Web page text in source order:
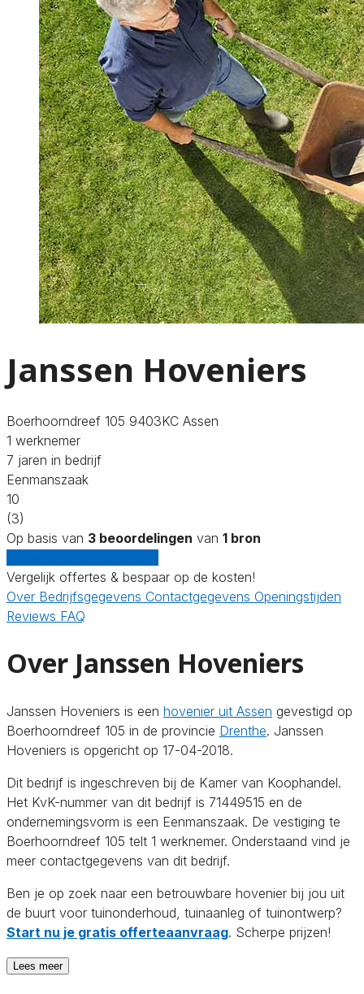
Janssen Hoveniers
Boerhoorndreef 105 9403KC Assen
1 werknemer
7 jaren in bedrijf
Eenmanszaak
10
(3)
Op basis van 3 beoordelingen van 1 bron
Vergelijk offertes & bespaar op de kosten!
Over Bedrijfsgegevens Contactgegevens Openingstijden
Reviews FAQ
Over Janssen Hoveniers
Janssen Hoveniers is een hovenier uit Assen gevestigd op
Boerhoorndreef 105 in de provincie Drenthe. Janssen
Hoveniers is opgericht op 17-04-2018.
Dit bedrijf is ingeschreven bij de Kamer van Koophandel.
Het KvK-nummer van dit bedrijf is 71449515 en de
ondernemingsvorm is een Eenmanszaak. De vestiging te
Boerhoorndreef 105 telt 1 werknemer. Onderstaand vind je
meer contactgegevens van dit bedrijf.
Ben je op zoek naar een betrouwbare hovenier bij jou uit
de buurt voor tuinonderhoud, tuinaanleg of tuinontwerp?
Start nu je gratis offerteaanvraag. Scherpe prijzen!
Lees meer